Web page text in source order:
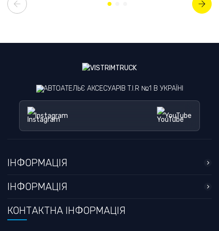
АВТОАТЕЛЬЄ АКСЕСУАРІВ T.I.R №1 В УКРАЇНІ
Instagram YouTube
ІНФОРМАЦІЯ
ІНФОРМАЦІЯ
КОНТАКТНА ІНФОРМАЦІЯ